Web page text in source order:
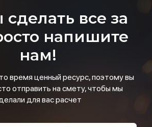
сделать все за
напишите
нам!
время ценный ресурс, поэтому вы
отправить на смету, чтобы мы
для вас расчет